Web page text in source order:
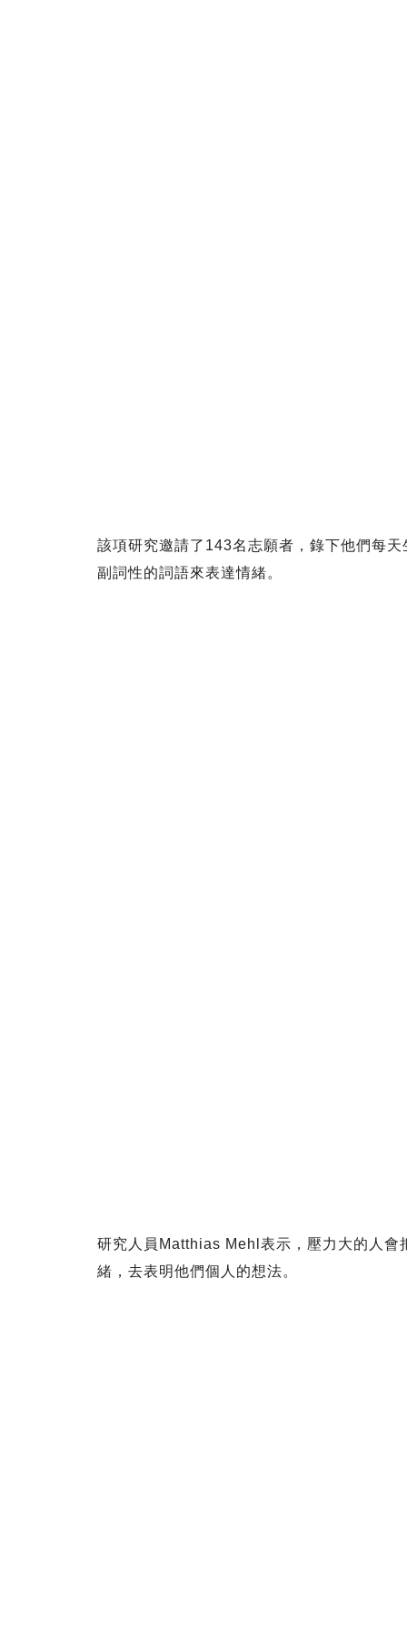
該項研究邀請了143名志願者，錄下他們每
副詞性的詞語來表達情緒。
研究人員Matthias Mehl表示，壓力大的人會
緒，去表明他們個人的想法。